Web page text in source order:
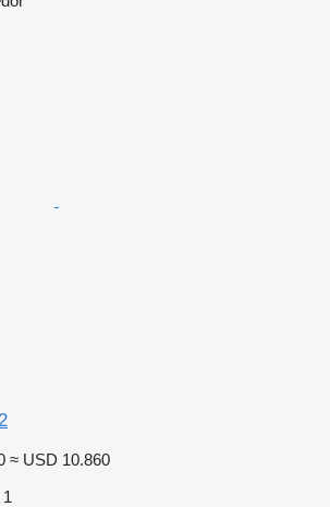
≈ USD 10.860
1